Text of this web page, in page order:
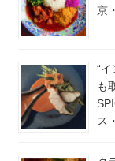
京
“
も
ス